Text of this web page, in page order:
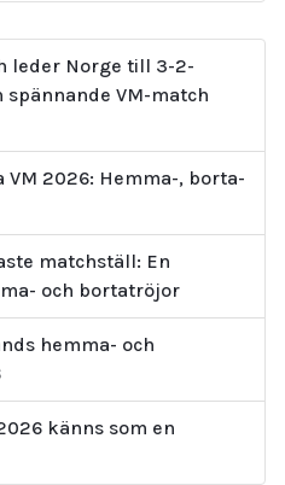
leder Norge till 3-2-
spännande VM-match
2026: Hemma-, borta-
matchställ: En
och bortatröjor
hemma- och
känns som en